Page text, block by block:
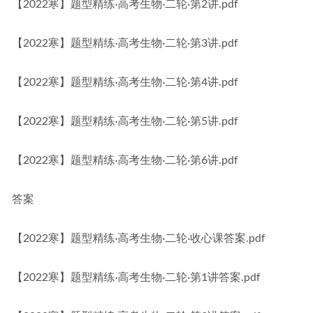
【2022寒】题型精练·高考生物·二轮·第2讲.pdf
【2022寒】题型精练·高考生物·二轮·第3讲.pdf
【2022寒】题型精练·高考生物·二轮·第4讲.pdf
【2022寒】题型精练·高考生物·二轮·第5讲.pdf
【2022寒】题型精练·高考生物·二轮·第6讲.pdf
答案
【2022寒】题型精练·高考生物·二轮·收心课答案.pdf
【2022寒】题型精练·高考生物·二轮·第1讲答案.pdf